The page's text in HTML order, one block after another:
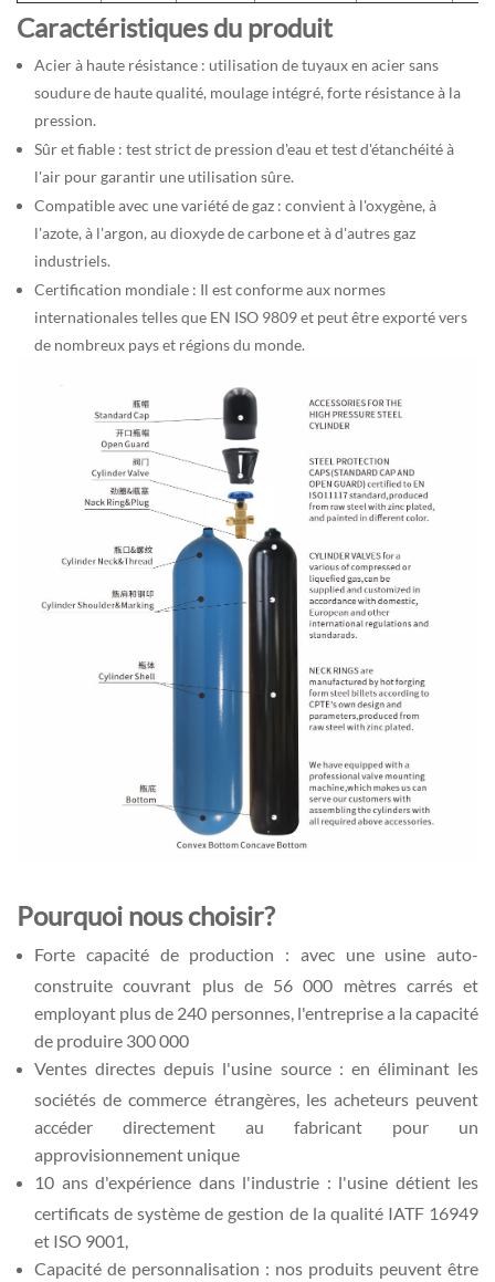
Caractéristiques du produit
Acier à haute résistance : utilisation de tuyaux en acier sans
soudure de haute qualité, moulage intégré, forte résistance à la
pression.
Sûr et fiable : test strict de pression d'eau et test d'étanchéité à
l'air pour garantir une utilisation sûre.
Compatible avec une variété de gaz : convient à l'oxygène, à
l'azote, à l'argon, au dioxyde de carbone et à d'autres gaz
industriels.
Certification mondiale : Il est conforme aux normes
internationales telles que EN ISO 9809 et peut être exporté vers
de nombreux pays et régions du monde.
Pourquoi nous choisir?
Forte capacité de production : avec une usine auto-
construite couvrant plus de 56 000 mètres carrés et
employant plus de 240 personnes, l'entreprise a la capacité
de produire 300 000
Ventes directes depuis l'usine source : en éliminant les
sociétés de commerce étrangères, les acheteurs peuvent
accéder directement au fabricant pour un
approvisionnement unique
10 ans d'expérience dans l'industrie : l'usine détient les
certificats de système de gestion de la qualité IATF 16949
et ISO 9001,
Capacité de personnalisation : nos produits peuvent être